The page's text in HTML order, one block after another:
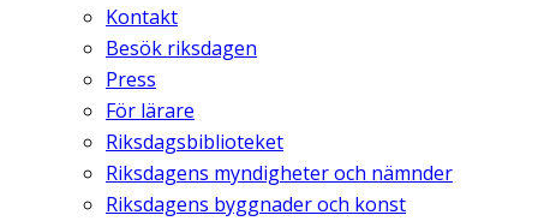
Kontakt
Besök riksdagen
Press
För lärare
Riksdagsbiblioteket
Riksdagens myndigheter och nämnder
Riksdagens byggnader och konst